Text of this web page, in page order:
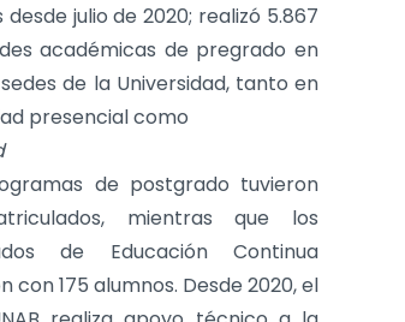
desde julio de 2020; realizó 5.867
académicas de pregrado en
de la Universidad, tanto en
presencial como
de postgrado tuvieron
mientras que los
de Educación Continua
con 175 alumnos. Desde 2020, el